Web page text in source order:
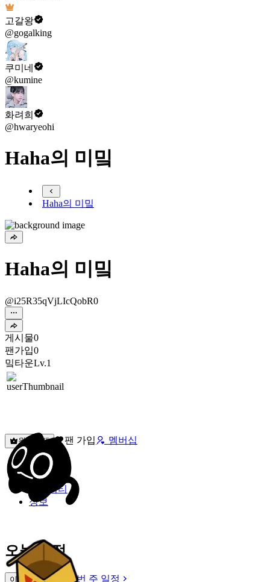
고갈왕
@gogalking
쿠미네
@kumine
화려희
@hwaryeohi
Haha의 미밐
Haha의 미밐
Haha의 미밐
@i25R35qVjLIcQobR0
게시물0
팬가입0
밐타운Lv.1
원픽선택 팬 가입 멤버십
밐타운
피드
커뮤니티
정보
오늘 일정
이번 주 일정
이번 주 일정